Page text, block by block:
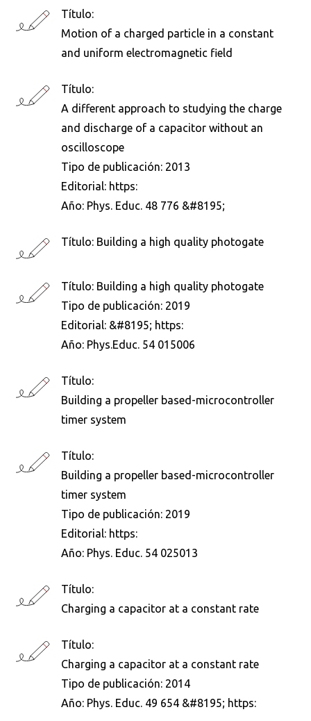
Título:
Motion of a charged particle in a constant
and uniform electromagnetic field
Título:
A different approach to studying the charge
and discharge of a capacitor without an
oscilloscope
Tipo de publicación: 2013
Editorial: https:
Año: Phys. Educ. 48 776 &#8195;
Título: Building a high quality photogate
Título: Building a high quality photogate
Tipo de publicación: 2019
Editorial: &#8195; https:
Año: Phys.Educ. 54 015006
Título:
Building a propeller based-microcontroller
timer system
Título:
Building a propeller based-microcontroller
timer system
Tipo de publicación: 2019
Editorial: https:
Año: Phys. Educ. 54 025013
Título:
Charging a capacitor at a constant rate
Título:
Charging a capacitor at a constant rate
Tipo de publicación: 2014
Año: Phys. Educ. 49 654 &#8195; https: